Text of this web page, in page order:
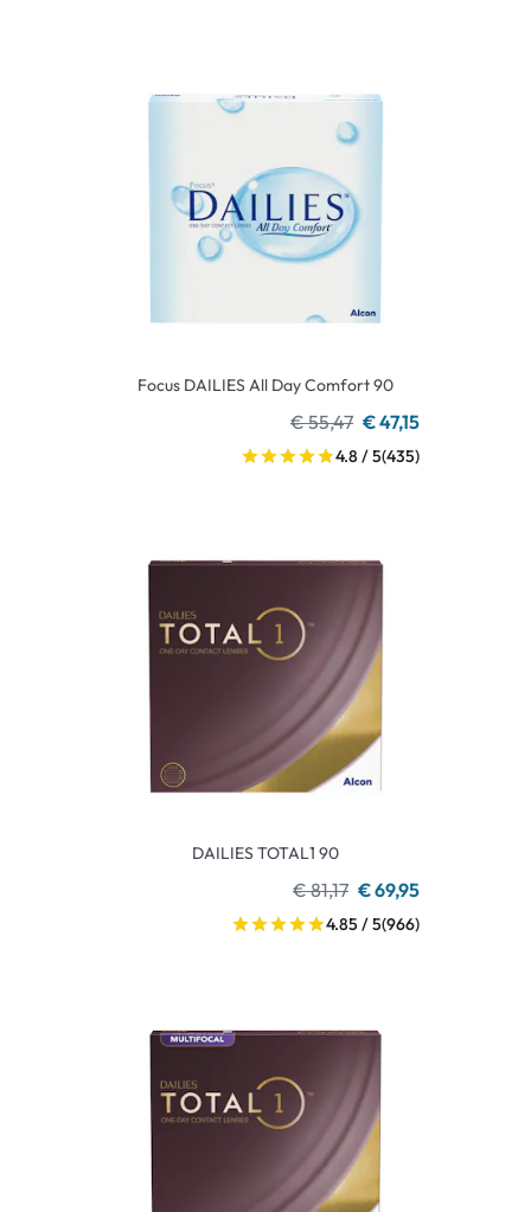
Focus DAILIES All Day Comfort 90
€ 55,47 € 47,15
4.8 / 5(435)
DAILIES TOTAL1 90
€ 81,17 € 69,95
4.85 / 5(966)